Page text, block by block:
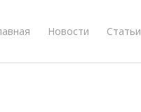
Новости Статьи